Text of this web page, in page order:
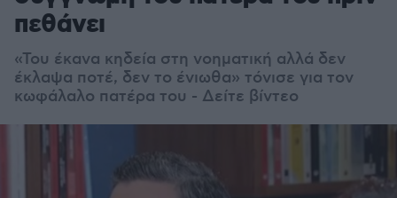
πεθάνει
«Του έκανα κηδεία στη νοηματική αλλά δεν
έκλαψα ποτέ, δεν το ένιωθα» τόνισε για τον
κωφάλαλο πατέρα του - Δείτε βίντεο